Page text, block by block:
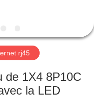
rj45
de 1X4 8P10C
la LED